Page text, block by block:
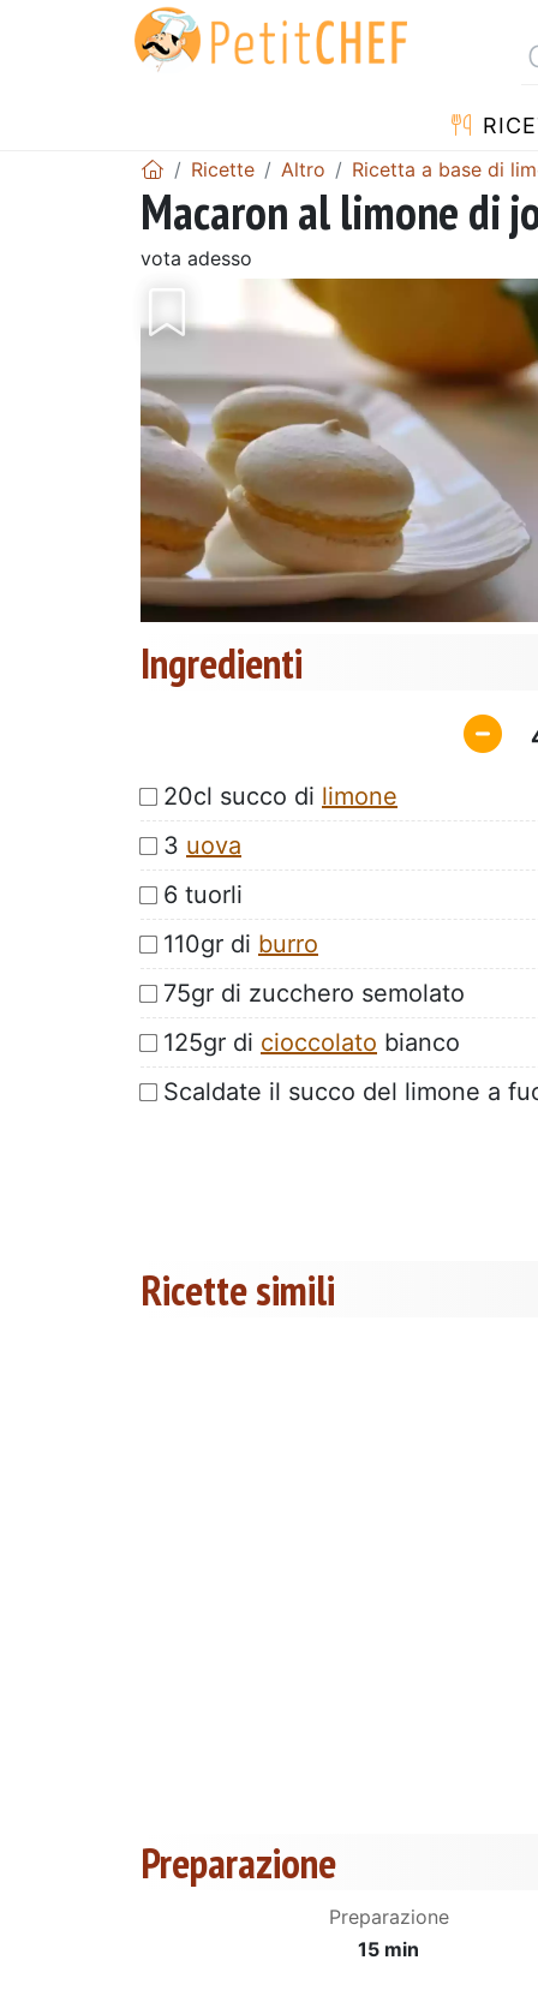
Ricette Altro Ricetta a base di
Macaron al limone di
vota adesso
Ingredienti
20cl succo di limone
3 uova
6 tuorli
110gr di burro
75gr di zucchero semolato
125gr di cioccolato bianco
Scaldate il succo del limone a
Ricette simili
Preparazione
Preparazione
15 min